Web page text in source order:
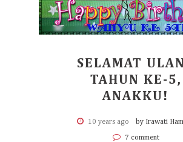
SELAMAT
TAHUN KE-5,
ANAKKU!
10 years ago by Irawati
7 comment